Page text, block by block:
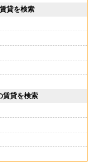
貸を検索
賃貸を検索